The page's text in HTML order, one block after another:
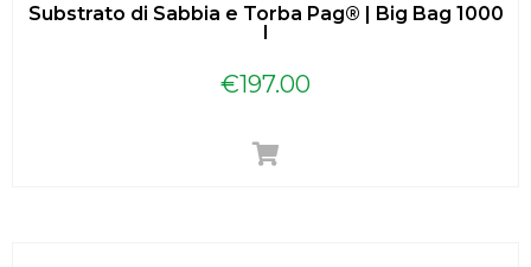
Substrato di Sabbia e Torba Pag® | Big Bag 1000
l
€197.00